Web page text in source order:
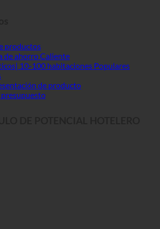
productos
de ahorro
10-100 habitaciones
de producto